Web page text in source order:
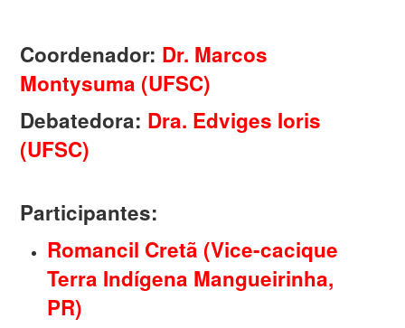
Coordenador: Dr. Marcos
Montysuma (UFSC)
Debatedora: Dra. Edviges Ioris
(UFSC)
Participantes:
Romancil Cretã (Vice-cacique
Terra Indígena Mangueirinha,
PR)